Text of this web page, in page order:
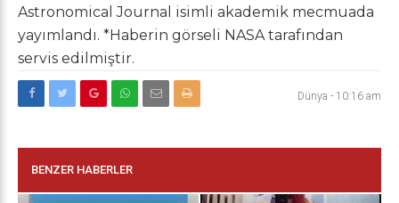
Astronomical Journal isimli akademik mecmuada
yayımlandı. *Haberin görseli NASA tarafından
servis edilmiştir.
Dünya - 10:16 am
BENZER HABERLER